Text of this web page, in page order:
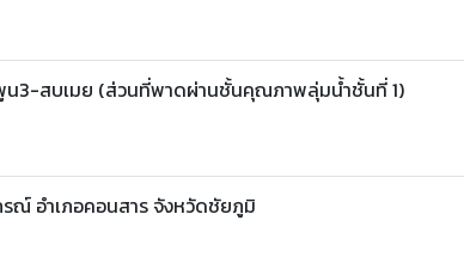
พูน3-สบเมย (ส่วนที่พาดผ่านชั้นคุณภาพลุ่มน้ำชั้นที่ 1)
ณ์ อำเภอคอนสาร จังหวัดชัยภูมิ